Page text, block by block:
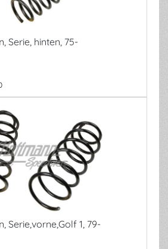
Serie, hinten, 75-
Serie,vorne,Golf 1, 79-